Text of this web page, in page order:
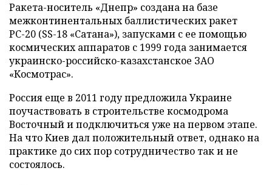
Ракета-носитель «Днепр» создана на базе
межконтинентальных баллистических ракет
РС-20 (SS-18 «Сатана»), запусками с ее помощью
космических аппаратов с 1999 года занимается
украинско-российско-казахстанское ЗАО
«Космотрас».
Россия еще в 2011 году предложила Украине
поучаствовать в строительстве космодрома
Восточный и подключиться уже на первом этапе.
На что Киев дал положительный ответ, однако на
практике до сих пор сотрудничество так и не
состоялось.